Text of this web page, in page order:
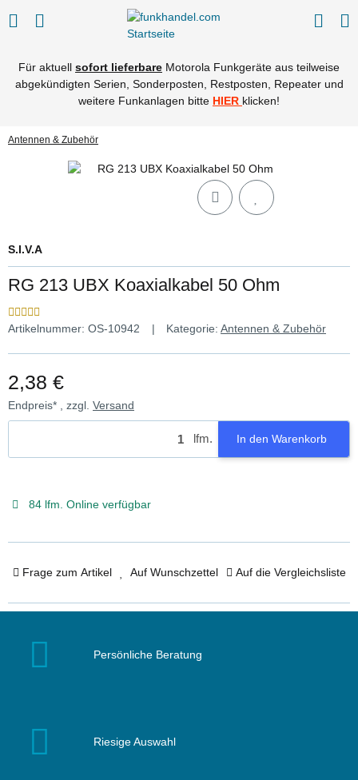
Für aktuell sofort lieferbare Motorola Funkgeräte aus teilweise
abgekündigten Serien, Sonderposten, Restposten, Repeater und
weitere Funkanlagen bitte HIER klicken!
Antennen & Zubehör
S.I.V.A
RG 213 UBX Koaxialkabel 50 Ohm
Artikelnummer: OS-10942 Kategorie: Antennen & Zubehör
2,38 €
Endpreis* , zzgl. Versand
lfm. In den Warenkorb
84 lfm. Online verfügbar
Frage zum Artikel Auf Wunschzettel Auf die Vergleichsliste
Persönliche Beratung
Riesige Auswahl